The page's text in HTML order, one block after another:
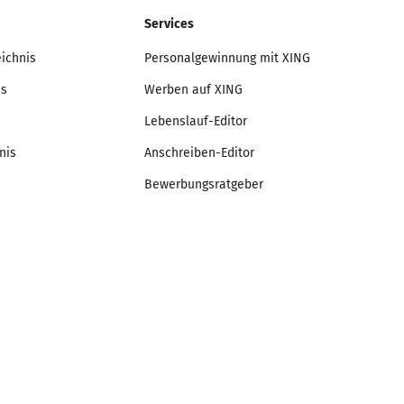
Services
Personalgewinnung mit XING
Werben auf XING
Lebenslauf-Editor
Anschreiben-Editor
Bewerbungsratgeber